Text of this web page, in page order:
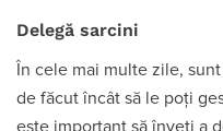
Delegă sarcini
În cele mai multe zile,
de făcut încât să le poți
este important să înveți a